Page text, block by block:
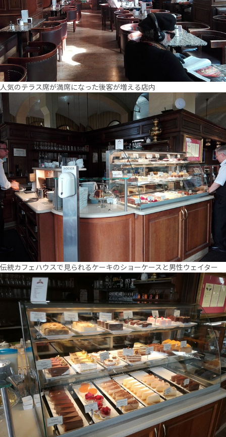
人気のテラス席が満席になった後客が増える店内
伝統カフェハウスで見られるケーキのショーケースと男性ウェイター